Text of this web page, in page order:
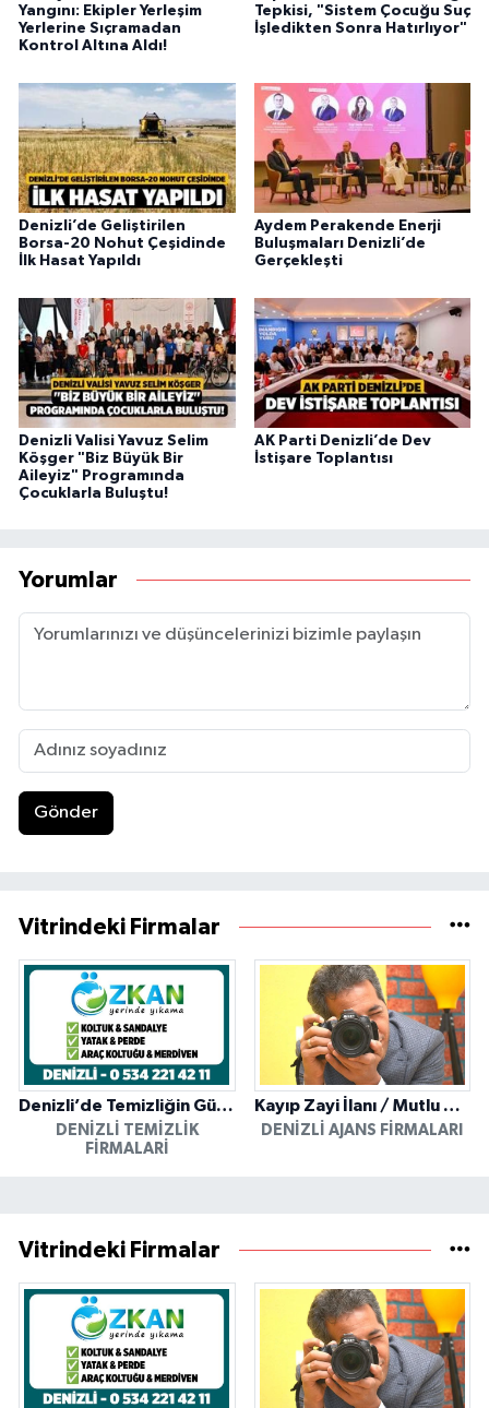
Yangını: Ekipler Yerleşim
Yerlerine Sıçramadan
Kontrol Altına Aldı!
Tepkisi, "Sistem Çocuğu Suç
İşledikten Sonra Hatırlıyor"
Denizli’de Geliştirilen
Borsa-20 Nohut Çeşidinde
İlk Hasat Yapıldı
Aydem Perakende Enerji
Buluşmaları Denizli’de
Gerçekleşti
Denizli Valisi Yavuz Selim
Köşger "Biz Büyük Bir
Aileyiz" Programında
Çocuklarla Buluştu!
AK Parti Denizli’de Dev
İstişare Toplantısı
Yorumlar
Gönder
Vitrindeki Firmalar
Denizli’de Temizliğin Güvenilir Adresi: Özkan Yerinde Yıkama
DENIZLI TEMIZLIK
FIRMALARI
Kayıp Zayi İlanı / Mutlu Ajans / Denizli
DENIZLI AJANS FIRMALARI
Vitrindeki Firmalar